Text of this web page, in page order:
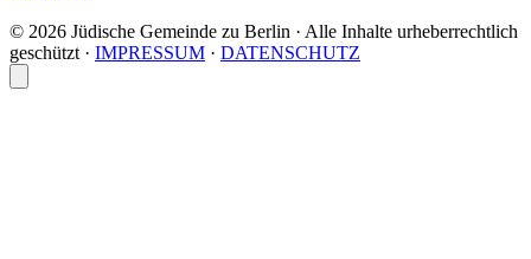
© 2026 Jüdische Gemeinde zu Berlin · Alle Inhalte urheberrechtlich
geschützt · IMPRESSUM · DATENSCHUTZ